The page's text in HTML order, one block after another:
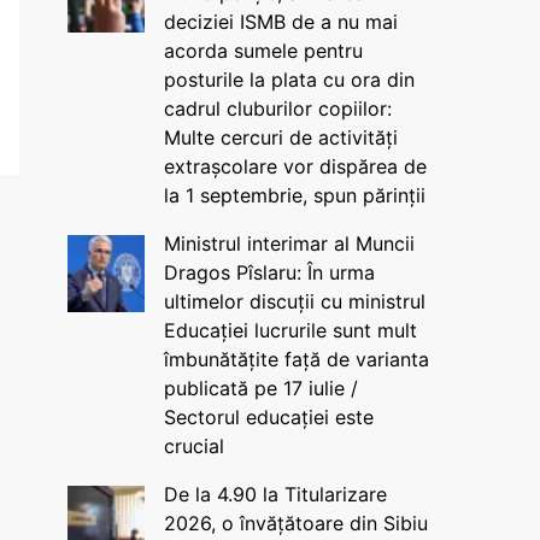
deciziei ISMB de a nu mai
acorda sumele pentru
posturile la plata cu ora din
cadrul cluburilor copiilor:
Multe cercuri de activități
extrașcolare vor dispărea de
la 1 septembrie, spun părinții
Ministrul interimar al Muncii
Dragos Pîslaru: În urma
ultimelor discuții cu ministrul
Educației lucrurile sunt mult
îmbunătățite față de varianta
publicată pe 17 iulie /
Sectorul educației este
crucial
De la 4.90 la Titularizare
2026, o învățătoare din Sibiu